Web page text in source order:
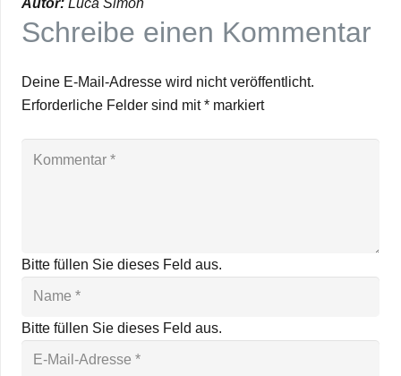
Autor: Luca Simon
Schreibe einen Kommentar
Deine E-Mail-Adresse wird nicht veröffentlicht.
Erforderliche Felder sind mit* markiert
Bitte füllen Sie dieses Feld aus.
Bitte füllen Sie dieses Feld aus.